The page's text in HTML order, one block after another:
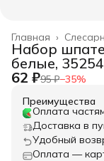
Главная ›
Набор
белые,
62 ₽95 ₽−35%
Преимущества
Оплата
Доставка в
Удобный
Оплата —